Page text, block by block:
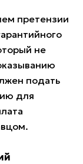
претензии
не
подать
для